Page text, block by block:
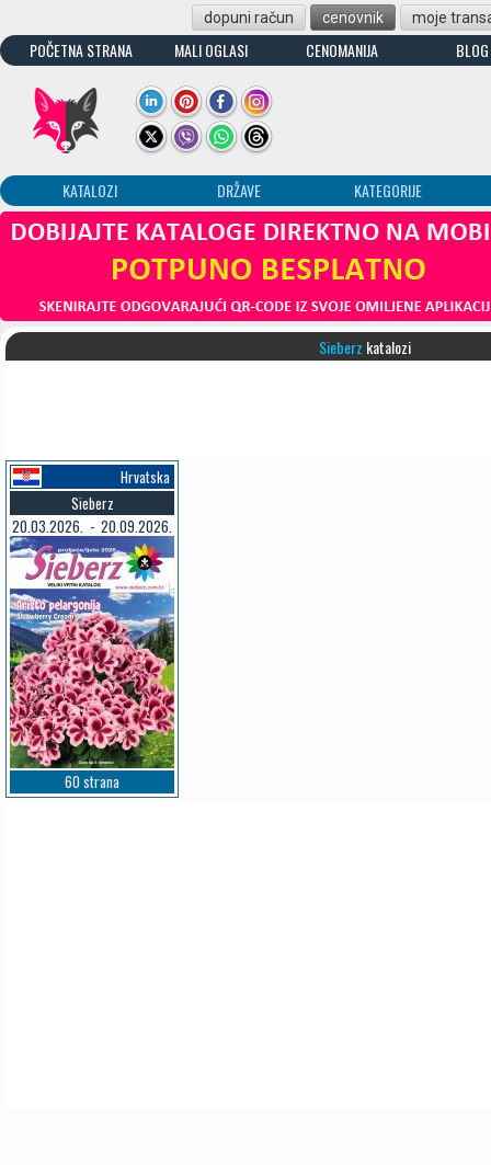
dopuni račun cenovnik moje
POČETNA STRANA MALI OGLASI CENOMANIJA BLOG
KATALOZI DRŽAVE KATEGORIJE
Sieberz katalozi
Hrvatska
Sieberz
20.03.2026. - 20.09.2026.
60 strana